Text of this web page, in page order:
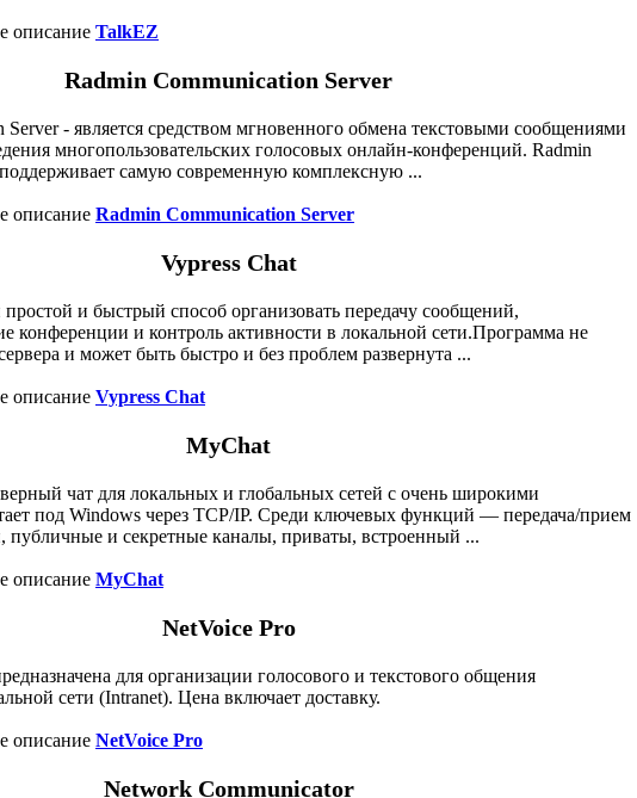
описание TalkEZ
Radmin Communication Server
Server - является средством мгновенного обмена текстовыми сообщениями
многопользовательских голосовых онлайн-конференций. Radmin
самую современную комплексную ...
описание Radmin Communication Server
Vypress Chat
и быстрый способ организовать передачу сообщений,
конференции и контроль активности в локальной сети.Программа не
и может быть быстро и без проблем развернута ...
описание Vypress Chat
MyChat
чат для локальных и глобальных сетей с очень широкими
под Windows через TCP/IP. Среди ключевых функций — передача/прием
публичные и секретные каналы, приваты, встроенный ...
описание MyChat
NetVoice Pro
для организации голосового и текстового общения
сети (Intranet). Цена включает доставку.
описание NetVoice Pro
Network Communicator